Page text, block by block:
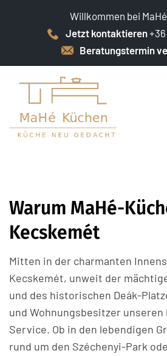
Willkommen bei
Jetzt kontaktieren
Beratungstermin
Warum MaHé-
Kecskemét
Mitten in der charmanten
Kecskemét, unweit der
und des historischen Deák-
und Wohnungsbesitzer
Service. Ob in den lebendigen
rund um den Széchenyi-Park